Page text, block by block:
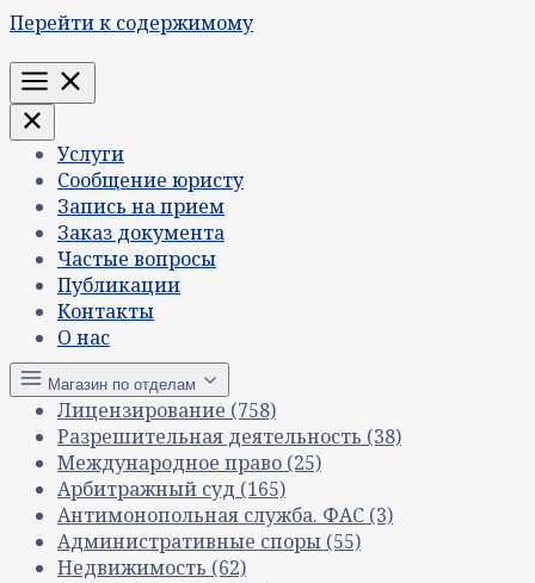
Перейти к содержимому
Меню
Услуги
Сообщение юристу
Запись на прием
Заказ документа
Частые вопросы
Публикации
Контакты
О нас
Магазин по отделам
Лицензирование (758)
Разрешительная деятельность (38)
Международное право (25)
Арбитражный суд (165)
Антимонопольная служба. ФАС (3)
Административные споры (55)
Недвижимость (62)